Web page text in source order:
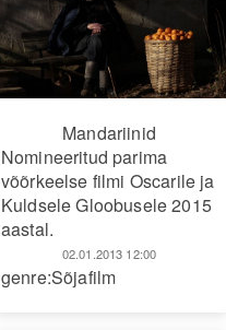
Mandariinid
Nomineeritud parima
võõrkeelse filmi Oscarile ja
Kuldsele Gloobusele 2015
aastal.
02.01.2013 12:00
genre:Sõjafilm